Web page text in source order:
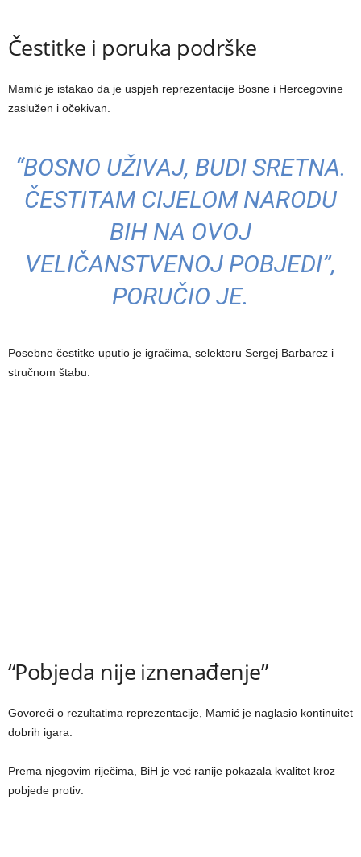
Čestitke i poruka podrške
Mamić je istakao da je uspjeh reprezentacije Bosne i Hercegovine
zaslužen i očekivan.
“BOSNO UŽIVAJ, BUDI SRETNA.
ČESTITAM CIJELOM NARODU
BIH NA OVOJ
VELIČANSTVENOJ POBJEDI”,
PORUČIO JE.
Posebne čestitke uputio je igračima, selektoru Sergej Barbarez i
stručnom štabu.
“Pobjeda nije iznenađenje”
Govoreći o rezultatima reprezentacije, Mamić je naglasio kontinuitet
dobrih igara.
Prema njegovim riječima, BiH je već ranije pokazala kvalitet kroz
pobjede protiv: